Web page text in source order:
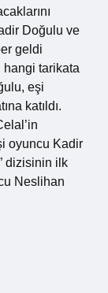
Doğulu ve
geldi
tarikata
eşi
katıldı.
oyuncu Kadir
dizisinin ilk
Neslihan